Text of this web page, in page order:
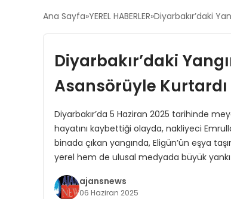
Ana Sayfa YEREL HABERLER Diyarbakır’daki
Diyarbakır’daki
Asansörüyle Kurtardı
Diyarbakır’da 5 Haziran 2025 tarihinde
hayatını kaybettiği olayda, nakliyeci
binada çıkan yangında, Eligün’ün eşya
yerel hem de ulusal medyada büyük yankı
ajansnews
06 Haziran 2025